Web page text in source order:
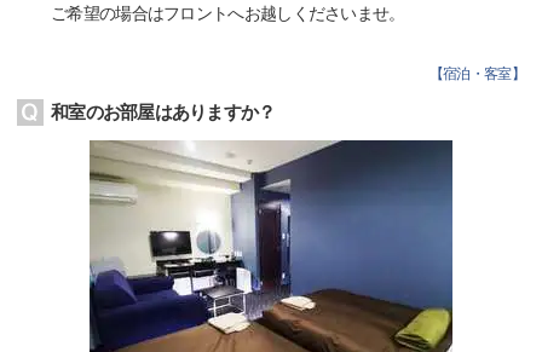
ご希望の場合はフロントへお越しくださいませ。
【宿泊・客室】
和室のお部屋はありますか？